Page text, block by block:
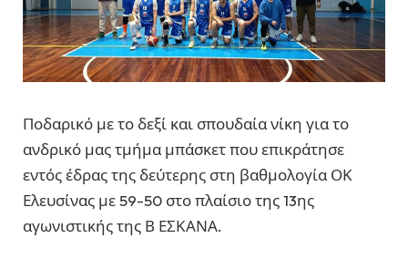
Ποδαρικό με το δεξί και σπουδαία νίκη για το
ανδρικό μας τμήμα μπάσκετ που επικράτησε
εντός έδρας της δεύτερης στη βαθμολογία ΟΚ
Ελευσίνας με 59-50 στο πλαίσιο της 13ης
αγωνιστικής της Β ΕΣΚΑΝΑ.